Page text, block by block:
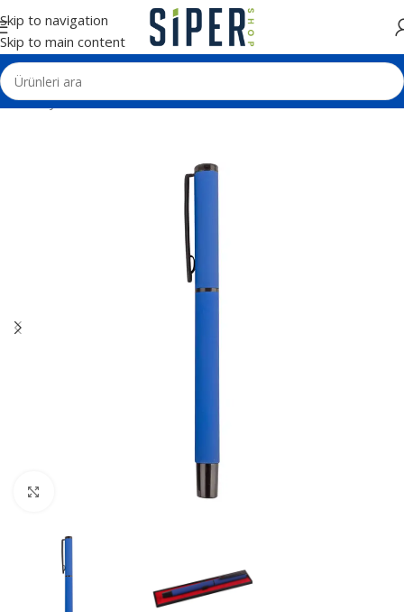
Skip to navigation
Skip to main content
Ana Sayfa Kalemler Tekli Kalem Setleri